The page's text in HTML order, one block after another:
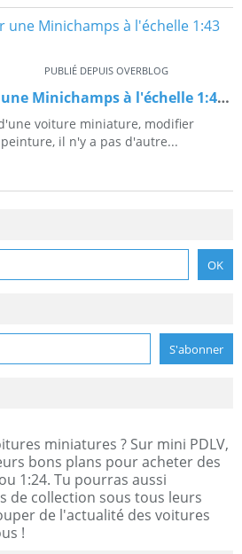
PUBLIÉ DEPUIS OVERBLOG
Comment démonter une Minichamps à l'échelle 1:43 sans tout casser ?
voiture miniature, modifier
il n'y a pas d'autre...
miniatures ? Sur mini PDLV,
bons plans pour acheter des
1:24. Tu pourras aussi
de collection sous tous leurs
de l'actualité des voitures
!